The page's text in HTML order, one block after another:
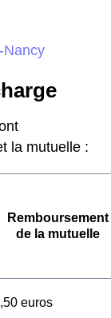
Nancy
la mutuelle :
Remboursement
de la mutuelle
euros